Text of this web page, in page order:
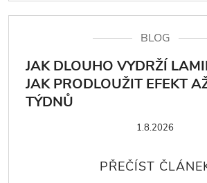
BLOG
JAK DLOUHO VYDRŽÍ
JAK PRODLOUŽIT EFEKT
TÝDNŮ
1.8.2026